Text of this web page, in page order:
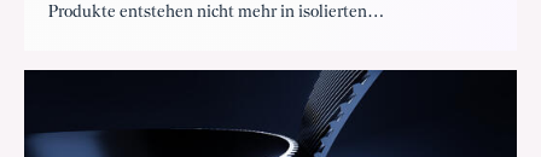
Produkte entstehen nicht mehr in isolierten